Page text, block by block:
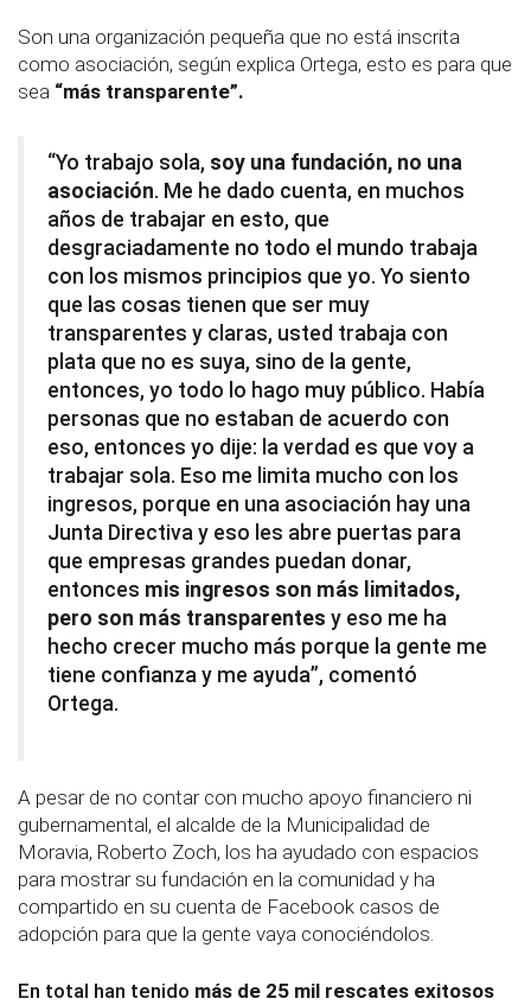
Son una organización pequeña que no está inscrita
como asociación, según explica Ortega, esto es para que
sea “más transparente”.
“Yo trabajo sola, soy una fundación, no una
asociación. Me he dado cuenta, en muchos
años de trabajar en esto, que
desgraciadamente no todo el mundo trabaja
con los mismos principios que yo. Yo siento
que las cosas tienen que ser muy
transparentes y claras, usted trabaja con
plata que no es suya, sino de la gente,
entonces, yo todo lo hago muy público. Había
personas que no estaban de acuerdo con
eso, entonces yo dije: la verdad es que voy a
trabajar sola. Eso me limita mucho con los
ingresos, porque en una asociación hay una
Junta Directiva y eso les abre puertas para
que empresas grandes puedan donar,
entonces mis ingresos son más limitados,
pero son más transparentes y eso me ha
hecho crecer mucho más porque la gente me
tiene confianza y me ayuda”, comentó
Ortega.
A pesar de no contar con mucho apoyo financiero ni
gubernamental, el alcalde de la Municipalidad de
Moravia, Roberto Zoch, los ha ayudado con espacios
para mostrar su fundación en la comunidad y ha
compartido en su cuenta de Facebook casos de
adopción para que la gente vaya conociéndolos.
En total han tenido más de 25 mil rescates exitosos